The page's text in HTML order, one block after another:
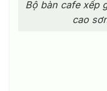
Bộ bàn cafe xếp
cao